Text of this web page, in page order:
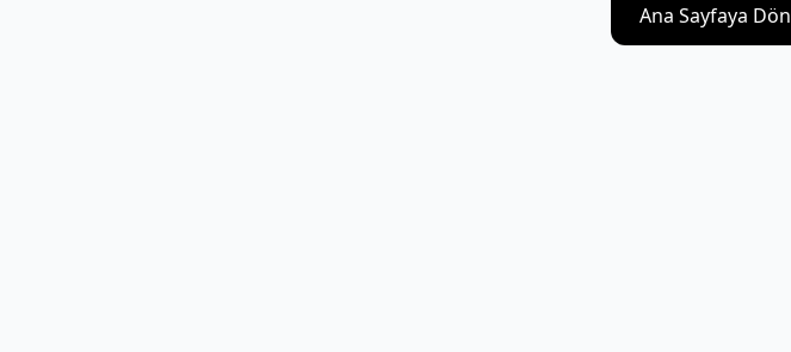
Ana Sayfaya Dön